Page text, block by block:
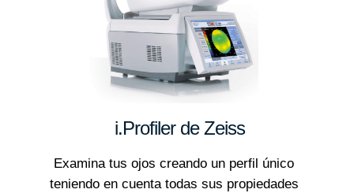
i.Profiler de Zeiss
Examina tus ojos creando un perfil único
teniendo en cuenta todas sus propiedades